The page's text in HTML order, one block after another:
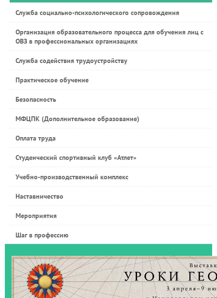
Служба социально-психологического сопровождения
Организация образовательного процесса для обучения лиц с
ОВЗ в профессиональных организациях
Служба содействия трудоустройству
Практическое обучение
Безопасность
МФЦПК (Дополнительное образование)
Оплата труда
Студенческий спортивный клуб «Атлет»
Учебно-производственный комплекс
Наставничество
Мероприятия
Шаг в профессию